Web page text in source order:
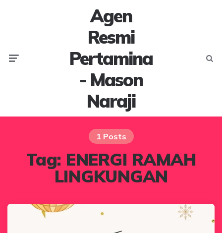
Agen
Resmi
Pertamina
- Mason
Naraji
1 Posts
Tag: ENERGI RAMAH
LINGKUNGAN